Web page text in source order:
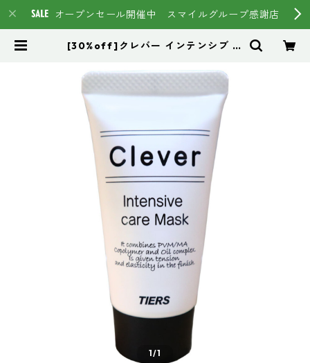
オープンセール開催中 スマイルグループ感謝店
[30%off]クレバー インテンシブ ケ
¥800 (税抜) | スマイルグループ通
販ページ #イマヘア HSC強髪 ト
1/1